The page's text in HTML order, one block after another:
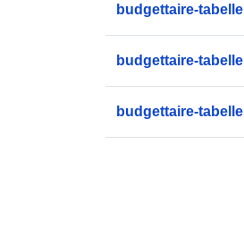
budgettaire-
budgettaire-
budgettaire-